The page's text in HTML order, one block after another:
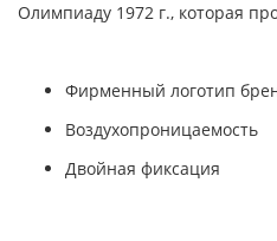
Олимпиаду 1972 г., которая
Фирменный логотип
Воздухопроницаемость
Двойная фиксация